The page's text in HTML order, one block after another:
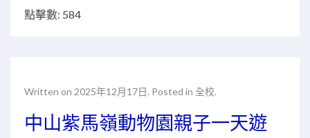
點擊數: 584
Written on 2025年12月17日. Posted in 全校.
中山紫馬嶺動物園親子一天遊